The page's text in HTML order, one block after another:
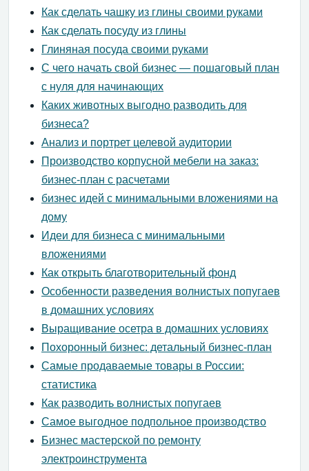
Как сделать чашку из глины своими руками
Как сделать посуду из глины
Глиняная посуда своими руками
С чего начать свой бизнес — пошаговый план
с нуля для начинающих
Каких животных выгодно разводить для
бизнеса?
Анализ и портрет целевой аудитории
Производство корпусной мебели на заказ:
бизнес-план с расчетами
бизнес идей с минимальными вложениями на
дому
Идеи для бизнеса с минимальными
вложениями
Как открыть благотворительный фонд
Особенности разведения волнистых попугаев
в домашних условиях
Выращивание осетра в домашних условиях
Похоронный бизнес: детальный бизнес-план
Самые продаваемые товары в России:
статистика
Как разводить волнистых попугаев
Самое выгодное подпольное производство
Бизнес мастерской по ремонту
электроинструмента